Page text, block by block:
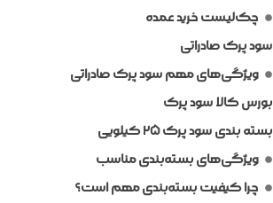
چک‌لیست خرید عمده
سود پرک صادراتی
ویژگی‌های مهم سود پرک صادراتی
بورس کالا سود پرک
بسته بندی سود پرک ۲۵ کیلویی
ویژگی‌های بسته‌بندی مناسب
چرا کیفیت بسته‌بندی مهم است؟